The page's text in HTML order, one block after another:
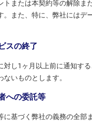
トまたは本契約等の解除ま
。また、特に、弊社にはデ
スの終了
対し1ヶ月以上前に通知す
いものとします。
への委託等
に基づく弊社の義務の全部